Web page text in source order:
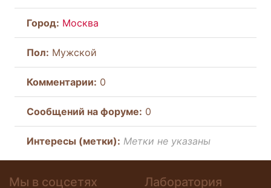
Город: Москва
Пол: Мужской
Комментарии: 0
Cообщений на форуме: 0
Интересы (метки): Метки не указаны
Мы в соцсетях Лаборатория